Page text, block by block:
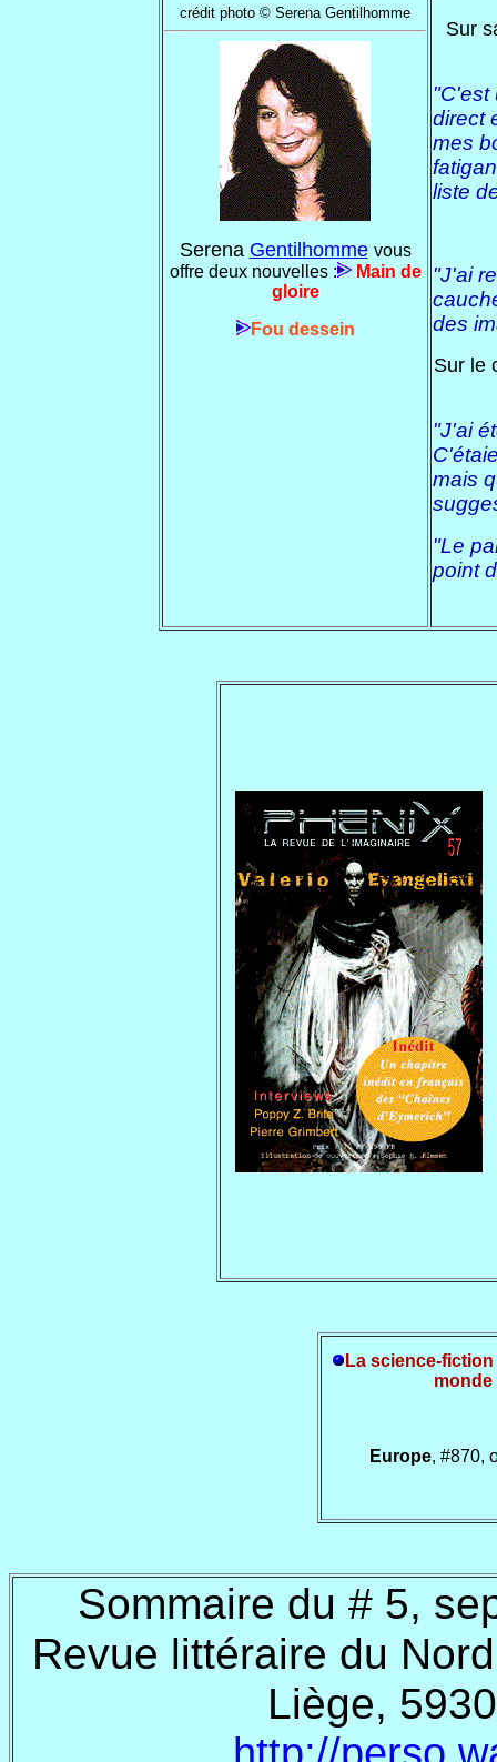
crédit photo © Serena Gentilhomme
Serena Gentilhomme vous
offre deux nouvelles :
Main de
gloire
Fou dessein
Sur
"C'est
direct
mes
liste
"J'ai
des
Sur le
"J'ai
mais
"Le
point
La science-
monde
Europe, #870,
Sommaire du # 5,
Revue littéraire du
Liège,